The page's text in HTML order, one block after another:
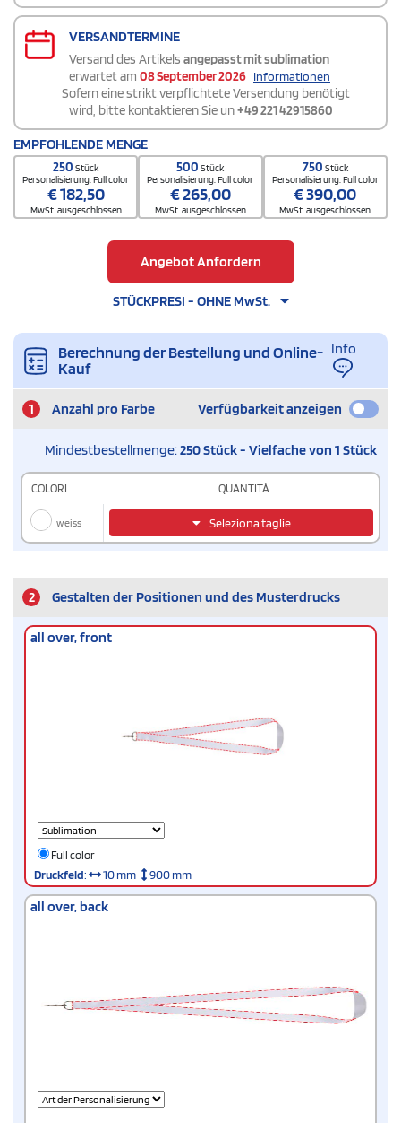
VERSANDTERMINE
Versand des Artikels angepasst mit sublimation
erwartet am 08 September 2026 Informationen
Sofern eine strikt verpflichtete Versendung benötigt
wird, bitte kontaktieren Sie un+49 221 42915860
EMPFOHLENDE MENGE
250Stück
Personalisierung. Full color
€182,50
MwSt. ausgeschlossen
500Stück
Personalisierung. Full color
€265,00
MwSt. ausgeschlossen
750 Stück
Personalisierung. Full color
€390,00
MwSt. ausgeschlossen
Angebot Anfordern
STÜCKPRESI - OHNE MwSt.
Berechnung der Bestellung und Online-
Kauf
Info
1 Anzahl pro Farbe Verfügbarkeit anzeigen
Mindestbestellmenge:250 Stück - Vielfache von 1 Stück
COLORI QUANTITÀ
weiss Seleziona taglie
2 Gestalten der Positionen und des Musterdrucks
all over, front
Full color
Druckfeld: 10 mm 900 mm
all over, back